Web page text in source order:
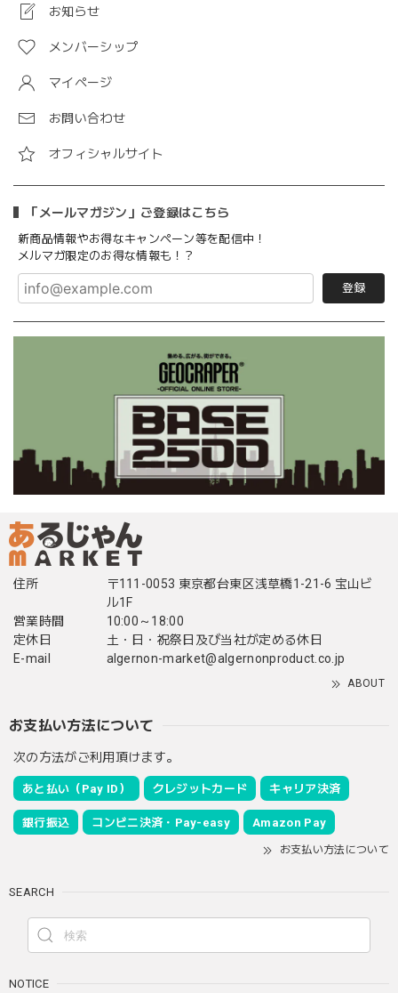
お知らせ
メンバーシップ
マイページ
お問い合わせ
オフィシャルサイト
「メールマガジン」ご登録はこちら
新商品情報やお得なキャンペーン等を配信中！
メルマガ限定のお得な情報も！？
登録
住所
〒111-0053 東京都台東区浅草橋1-21-6 宝山ビ
ル1F
営業時間
10:00～18:00
定休日
土・日・祝祭日及び当社が定める休日
E-mail
algernon-market@algernonproduct.co.jp
ABOUT
お支払い方法について
次の方法がご利用頂けます。
あと払い（Pay ID） クレジットカード キャリア決済
銀行振込 コンビニ決済・Pay-easy Amazon Pay
お支払い方法について
SEARCH
NOTICE